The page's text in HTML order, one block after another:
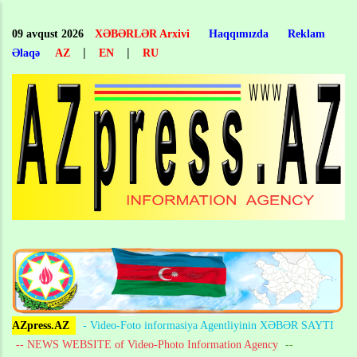
main
content
09 avqust 2026 XƏBƏRLƏR Arxivi Haqqımızda
Reklam
Əlaqə
AZ | EN | RU
AZpress.AZ
- Video-Foto informasiya Agentliyinin XƏBƏR SAYTI
-- NEWS WEBSITE of Video-Photo Information Agency --